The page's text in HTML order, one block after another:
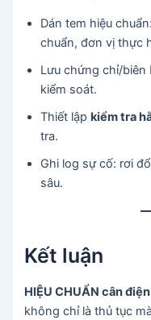
Dán tem hiệu
chuẩn, đơn vị thực
Lưu chứng chỉ/biên
kiểm soát.
Thiết lập kiểm tra
tra.
Ghi log sự cố: rơi
sâu.
Kết luận
HIỆU CHUẨN cân
không chỉ là thủ tục